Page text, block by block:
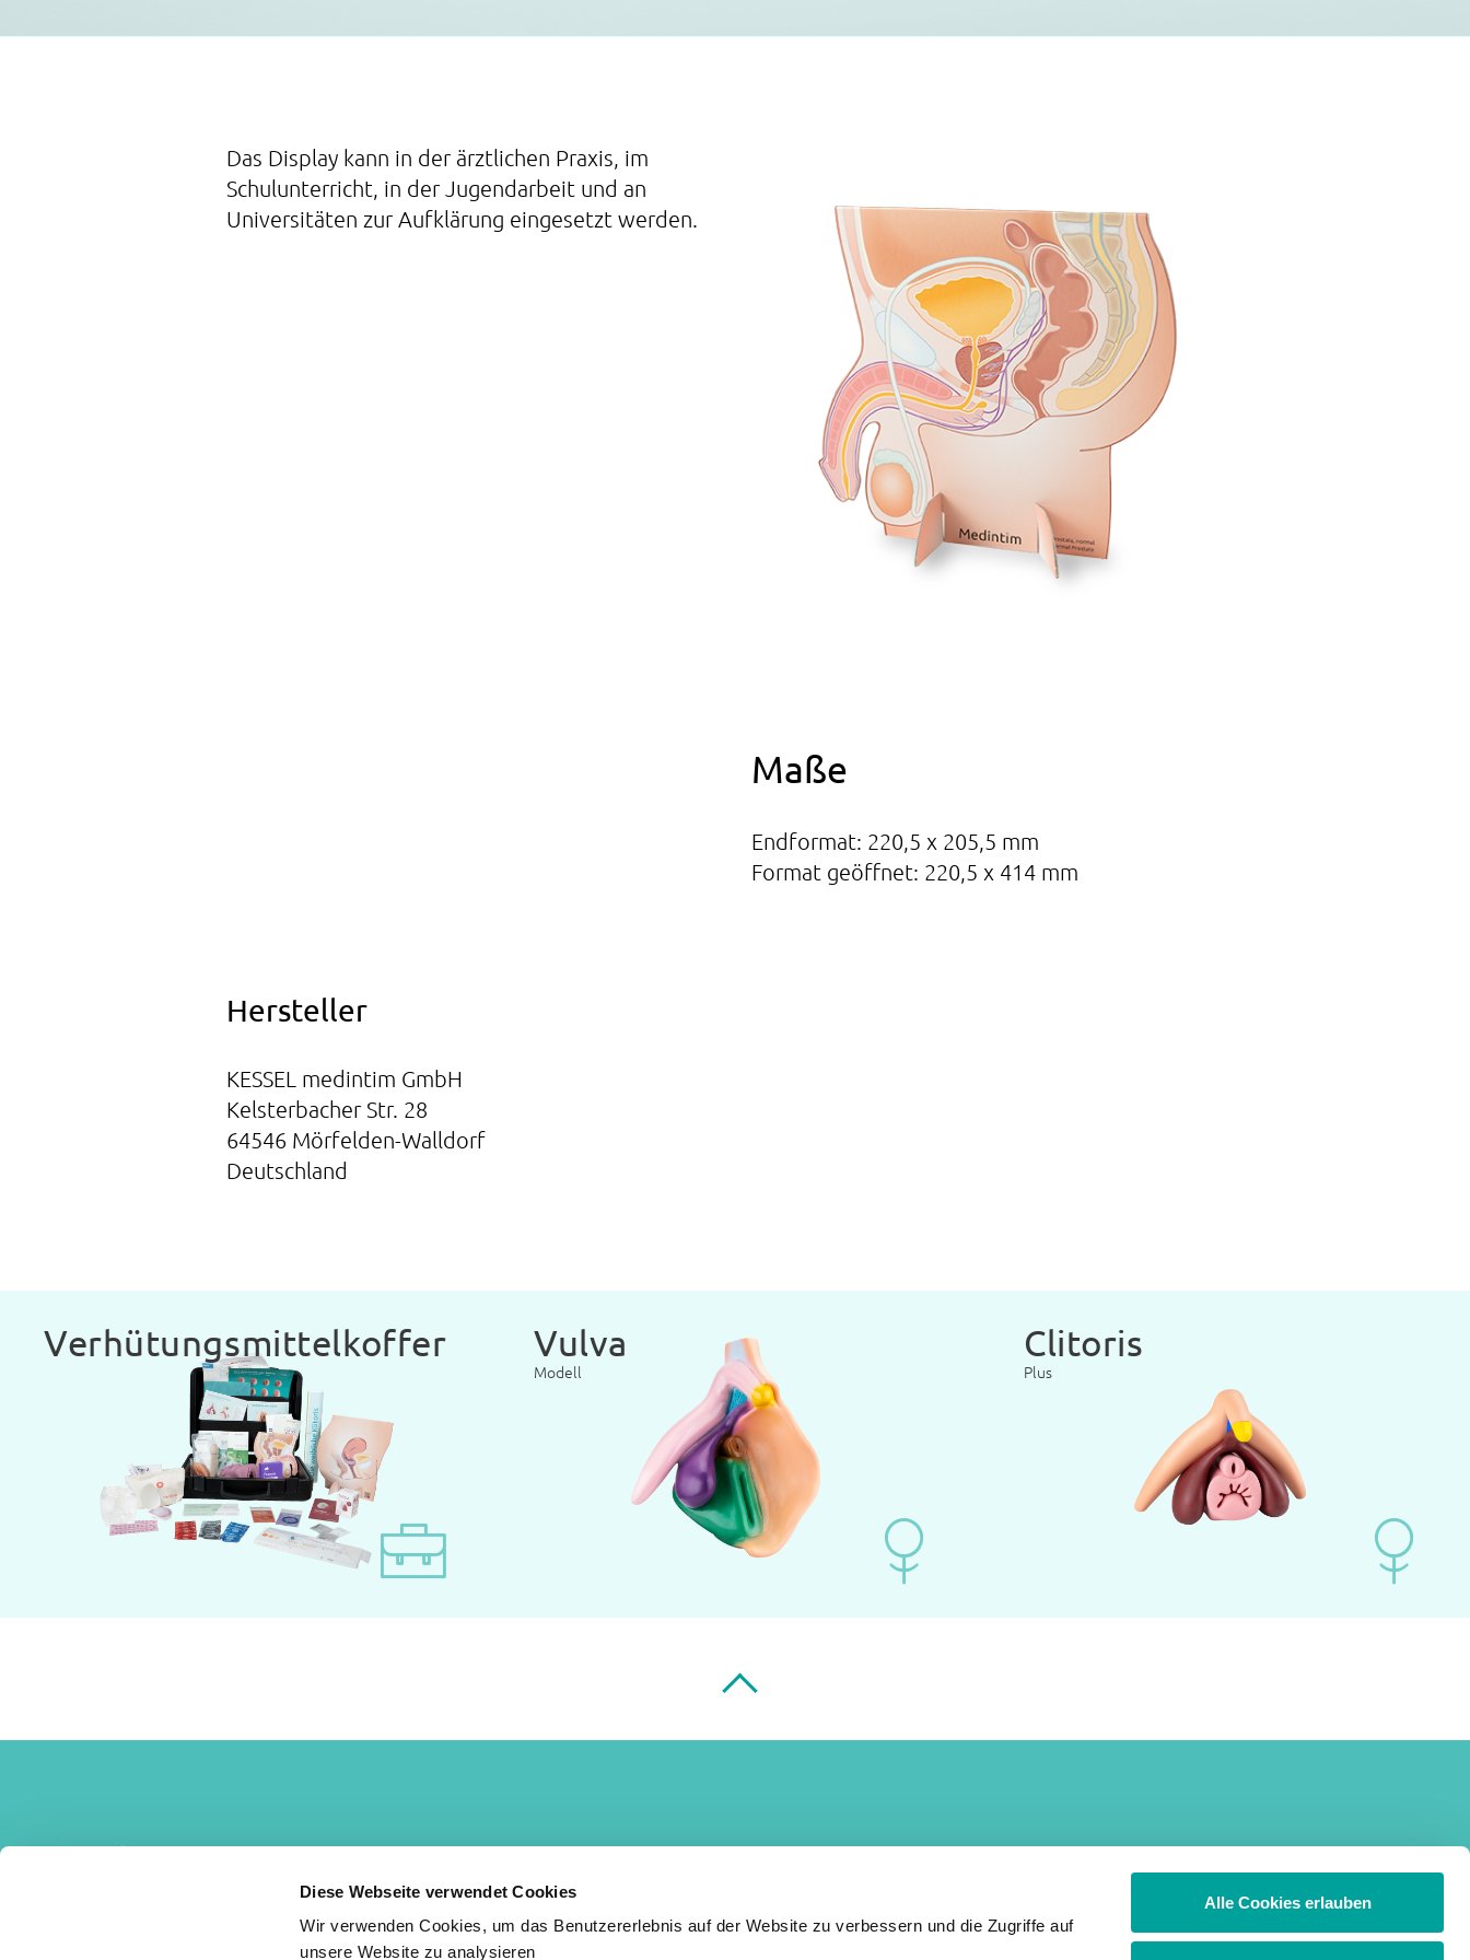
Diese Webseite verwendet Cookies
Wir verwenden Cookies, um das Benutzererlebnis auf der Website zu verbessern und die Zugriffe auf
unsere Website zu analysieren
Alle Cookies erlauben
Das Display kann in der ärztlichen Praxis, im
Schulunterricht, in der Jugendarbeit und an
Universitäten zur Aufklärung eingesetzt werden.
Maße
Endformat: 220,5 x 205,5 mm
Format geöffnet: 220,5 x 414 mm
Hersteller
KESSEL medintim GmbH
Kelsterbacher Str. 28
64546 Mörfelden-Walldorf
Deutschland
Verhütungsmittelkoffer Vulva
Modell
Clitoris
Plus
64546 Mörfelden-Walldorf
Singa ® Diaphragm
Caya Gel ®
Manual ® Erection System
Rehabi PVT ® Peniler Vakuum
Produkte
Magazin